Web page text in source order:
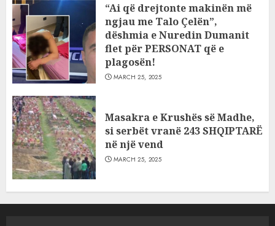
“Ai që drejtonte makinën më
ngjau me Talo Çelën”,
dëshmia e Nuredin Dumanit
flet për PERSONAT që e
plagosën!
MARCH 25, 2025
Masakra e Krushës së Madhe,
si serbët vranë 243 SHQIPTARË
në një vend
MARCH 25, 2025